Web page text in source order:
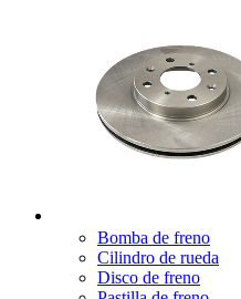
Bomba de freno
Cilindro de rueda
Disco de freno